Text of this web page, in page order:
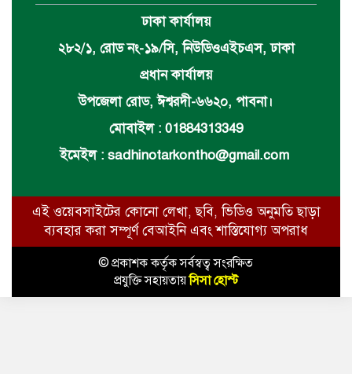
ঢাকা কার্যালয়
২৮২/১, রোড নং-১৯/সি, নিউডিওএইচএস, ঢাকা
প্রধান কার্যালয়
উপজেলা রোড, ঈশ্বরদী-৬৬২০, পাবনা।
মোবাইল : 01884313349
ইমেইল : sadhinotarkontho@gmail.com
এই ওয়েবসাইটের কোনো লেখা, ছবি, ভিডিও অনুমতি ছাড়া
ব্যবহার করা সম্পূর্ণ বেআইনি এবং শাস্তিযোগ্য অপরাধ
© প্রকাশক কর্তৃক সর্বস্বত্ব সংরক্ষিত
প্রযুক্তি সহায়তায়সিসা হোস্ট